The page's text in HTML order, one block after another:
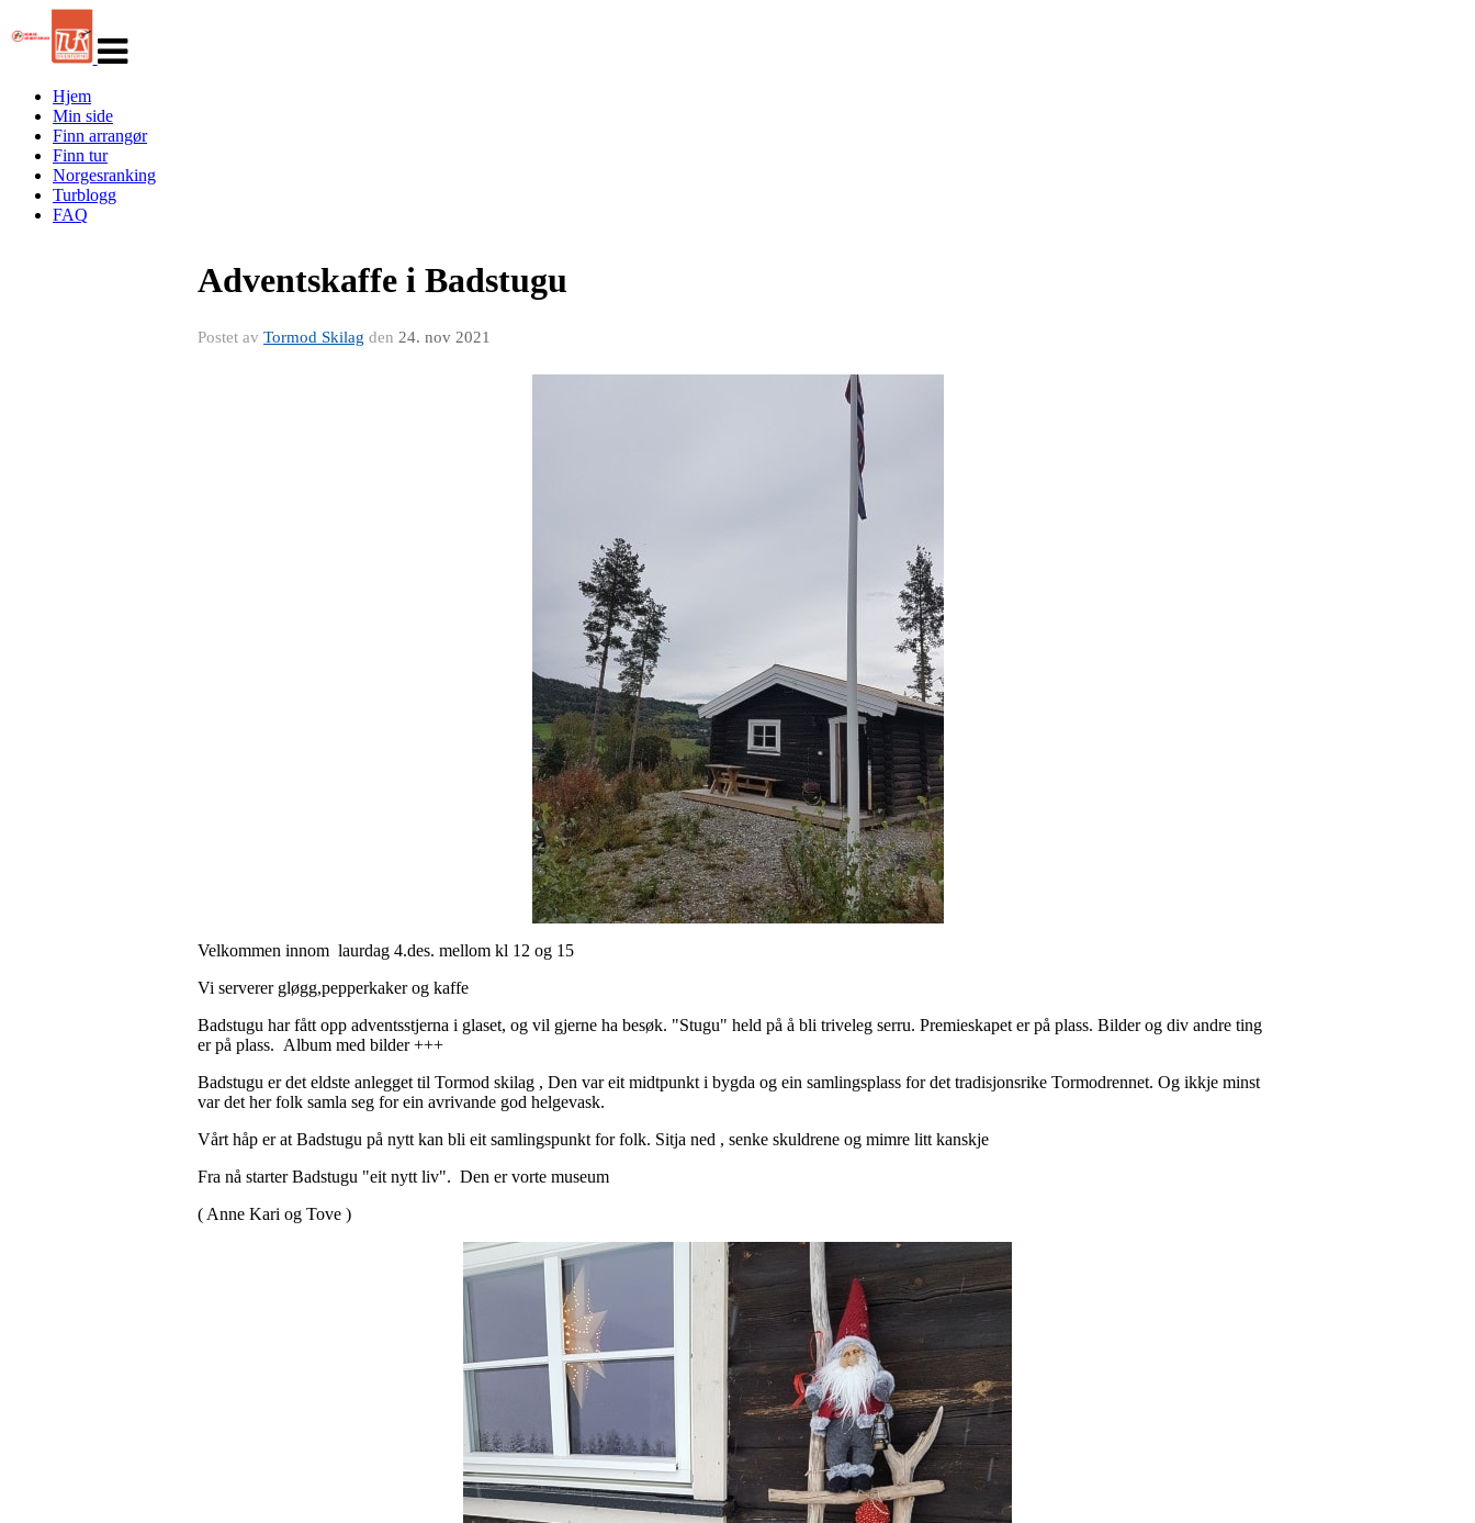
navigasjon
Hjem
Min side
Finn arrangør
Finn tur
Norgesranking
Turblogg
FAQ
Adventskaffe i Badstugu
Postet av Tormod Skilag den 24. nov 2021
Velkommen innom laurdag 4.des. mellom kl 12 og 15
Vi serverer gløgg,pepperkaker og kaffe
Badstugu har fått opp adventsstjerna i glaset, og vil gjerne ha besøk. "Stugu" held på å bli triveleg serru. Premieskapet er på plass. Bilder og div andre ting
er på plass. Album med bilder +++
Badstugu er det eldste anlegget til Tormod skilag , Den var eit midtpunkt i bygda og ein samlingsplass for det tradisjonsrike Tormodrennet. Og ikkje minst
var det her folk samla seg for ein avrivande god helgevask.
Vårt håp er at Badstugu på nytt kan bli eit samlingspunkt for folk. Sitja ned , senke skuldrene og mimre litt kanskje
Fra nå starter Badstugu "eit nytt liv". Den er vorte museum
( Anne Kari og Tove )